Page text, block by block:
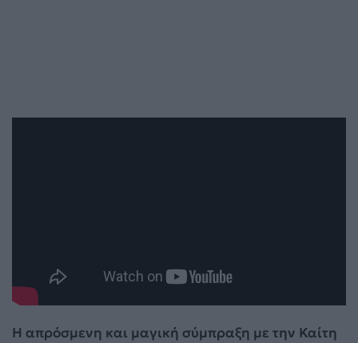
Η απρόσμενη και μαγική σύμπραξη με την Καίτη